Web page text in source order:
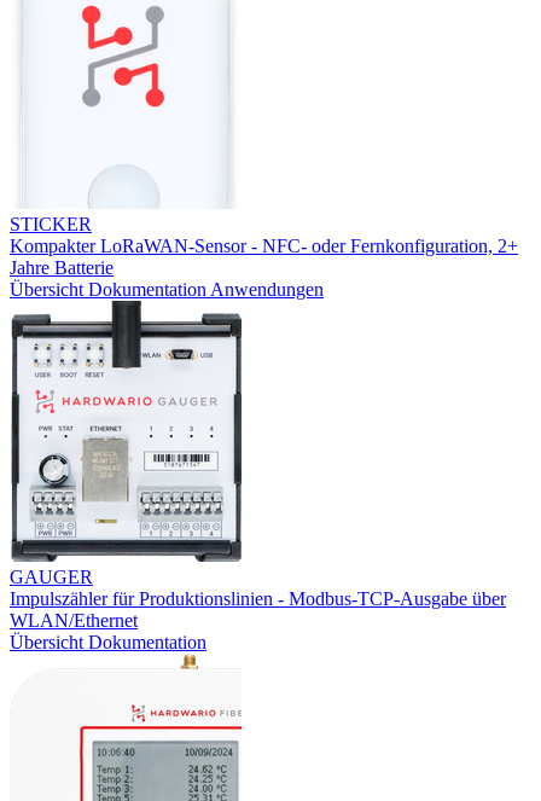
STICKER
Kompakter LoRaWAN-Sensor - NFC- oder Fernkonfiguration, 2+
Jahre Batterie
Übersicht Dokumentation Anwendungen
GAUGER
Impulszähler für Produktionslinien - Modbus-TCP-Ausgabe über
WLAN/Ethernet
Übersicht Dokumentation